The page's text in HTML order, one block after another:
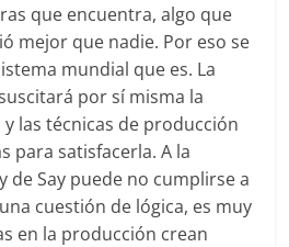
que encuentra, algo que
mejor que nadie. Por eso se
mundial que es. La
por sí misma la
las técnicas de producción
para satisfacerla. A la
de Say puede no cumplirse a
cuestión de lógica, es muy
en la producción crean